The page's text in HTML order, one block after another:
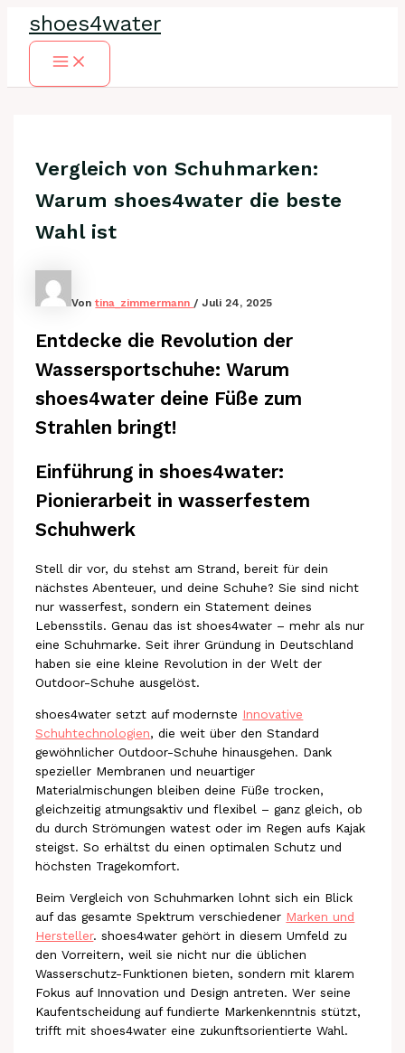
Inhalt
springen
shoes4water
Main
Vergleich von Schuhmarken:
Warum shoes4water die beste
Wahl ist
Vontina_zimmermann /Juli 24, 2025
Entdecke die Revolution der
Wassersportschuhe: Warum
shoes4water deine Füße zum
Strahlen bringt!
Einführung in shoes4water:
Pionierarbeit in wasserfestem
Schuhwerk
Stell dir vor, du stehst am Strand, bereit für dein
nächstes Abenteuer, und deine Schuhe? Sie sind nicht
nur wasserfest, sondern ein Statement deines
Lebensstils. Genau das ist shoes4water – mehr als nur
eine Schuhmarke. Seit ihrer Gründung in Deutschland
haben sie eine kleine Revolution in der Welt der
Outdoor-Schuhe ausgelöst.
shoes4water setzt auf modernste Innovative
Schuhtechnologien, die weit über den Standard
gewöhnlicher Outdoor-Schuhe hinausgehen. Dank
spezieller Membranen und neuartiger
Materialmischungen bleiben deine Füße trocken,
gleichzeitig atmungsaktiv und flexibel – ganz gleich, ob
du durch Strömungen watest oder im Regen aufs Kajak
steigst. So erhältst du einen optimalen Schutz und
höchsten Tragekomfort.
Beim Vergleich von Schuhmarken lohnt sich ein Blick
auf das gesamte Spektrum verschiedener Marken und
Hersteller. shoes4water gehört in diesem Umfeld zu
den Vorreitern, weil sie nicht nur die üblichen
Wasserschutz-Funktionen bieten, sondern mit klarem
Fokus auf Innovation und Design antreten. Wer seine
Kaufentscheidung auf fundierte Markenkenntnis stützt,
trifft mit shoes4water eine zukunftsorientierte Wahl.